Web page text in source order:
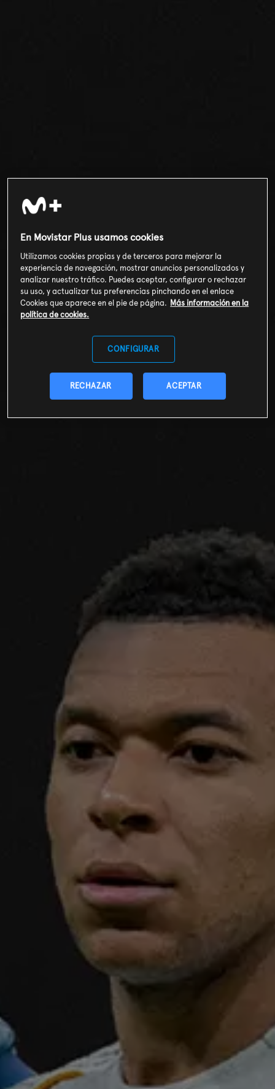
En Movistar Plus usamos cookies
Utilizamos cookies propias y de terceros para mejorar la
experiencia de navegación, mostrar anuncios personalizados y
analizar nuestro tráfico. Puedes aceptar, configurar o rechazar
su uso, y actualizar tus preferencias pinchando en el enlace
Cookies que aparece en el pie de página. Más información en la
política de cookies.
CONFIGURAR
RECHAZAR ACEPTAR